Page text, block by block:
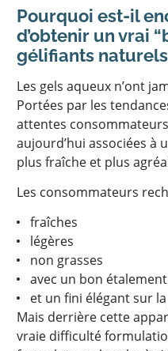
Pourquoi est-il
d’obtenir un vrai
gélifiants naturels
Les gels aqueux n’ont
Portées par les
attentes
aujourd’hui associées à
plus fraîche et plus
Les consommateurs
fraîches
légères
non grasses
avec un bon étalement
et un fini élégant sur
Mais derrière cette
vraie difficulté